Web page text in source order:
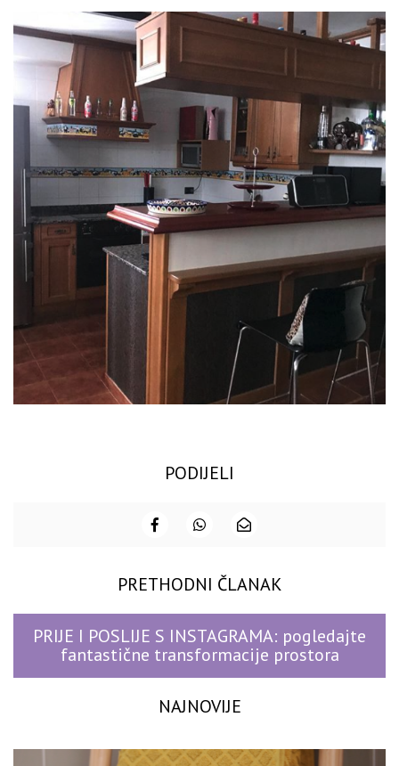
PODIJELI
PRETHODNI ČLANAK
PRIJE I POSLIJE S INSTAGRAMA: pogledajte
fantastične transformacije prostora
NAJNOVIJE